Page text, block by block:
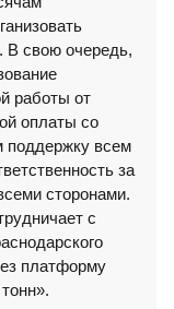
В свою очередь,
работы от
оплаты со
всем
за
сторонами.
с
платформу